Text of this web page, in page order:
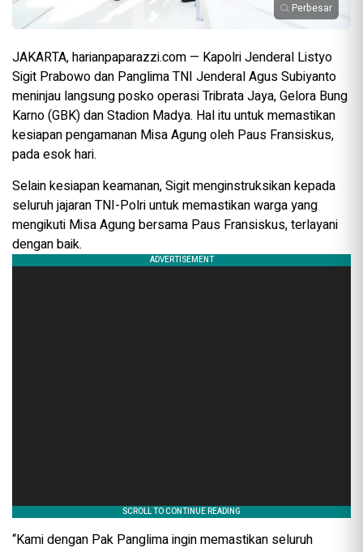
Perbesar
JAKARTA, harianpaparazzi.com — Kapolri Jenderal Listyo
Sigit Prabowo dan Panglima TNI Jenderal Agus Subiyanto
meninjau langsung posko operasi Tribrata Jaya, Gelora Bung
Karno (GBK) dan Stadion Madya. Hal itu untuk memastikan
kesiapan pengamanan Misa Agung oleh Paus Fransiskus,
pada esok hari.
Selain kesiapan keamanan, Sigit menginstruksikan kepada
seluruh jajaran TNI-Polri untuk memastikan warga yang
mengikuti Misa Agung bersama Paus Fransiskus, terlayani
dengan baik.
“Kami dengan Pak Panglima ingin memastikan seluruh